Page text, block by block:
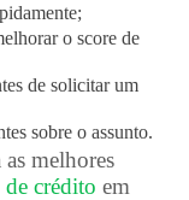
o score de
de solicitar um
sobre o assunto.
melhores
de crédito em